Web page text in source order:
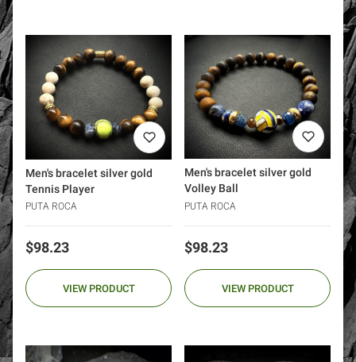
Men's bracelet silver gold
Tennis Player
PUTA ROCA
Price
$98.23
VIEW PRODUCT
Men's bracelet silver gold
Volley Ball
PUTA ROCA
Price
$98.23
VIEW PRODUCT